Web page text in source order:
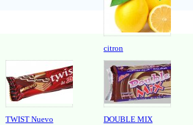
citron
TWIST Nuevo DOUBLE MIX